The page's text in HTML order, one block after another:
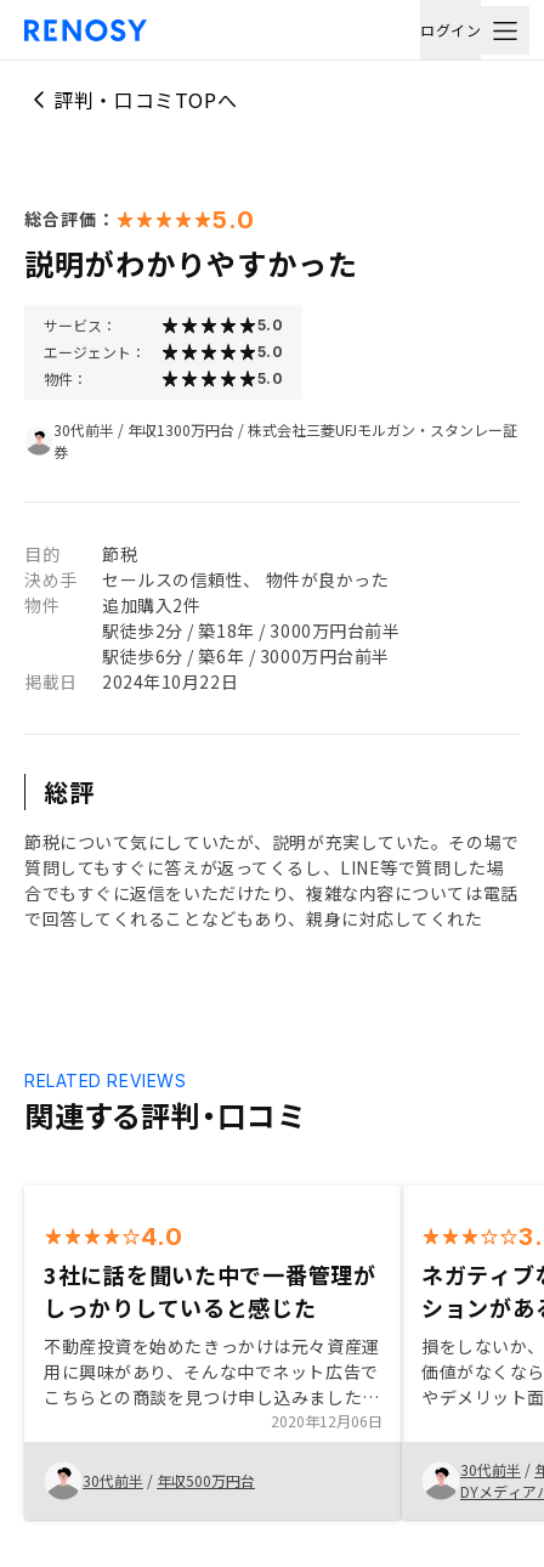
ログイン
評判・口コミTOPへ
総合評価： 5.0
説明がわかりやすかった
サービス： 5.0
エージェント： 5.0
物件： 5.0
30代前半 / 年収1300万円台 /株式会社三菱UFJモルガン・スタンレー証
券
目的
節税
決め手
セールスの信頼性、 物件が良かった
物件
追加購入2件
駅徒歩2分 / 築18年 / 3000万円台前半
駅徒歩6分 / 築6年 / 3000万円台前半
掲載日
2024年10月22日
総評
節税について気にしていたが、説明が充実していた。その場で
質問してもすぐに答えが返ってくるし、LINE等で質問した場
合でもすぐに返信をいただけたり、複雑な内容については電話
で回答してくれることなどもあり、親身に対応してくれた
関連する評判・口コミ
RELATED REVIEWS
4.0
3社に話を聞いた中で一番管理が
しっかりしていると感じた
不動産投資を始めたきっかけは元々資産運
用に興味があり、そんな中でネット広告で
こちらとの商談を見つけ申し込みました。
メリットデメリットを理解した上で他社と
計3社話を聞きました。その結果、こちら
が1番管理がしっかりしていると感じたの
で契約を決めました。契約するにあたって
提出書類等準備期限が短くそれに関しては
2020年12月06日
30代前半 / 年収500万円台
ネガティブ
ションがあ
損をしないか
価値がなくな
やデメリット
とがあって資
ど、ネガティ
明、シミュレ
30代前半 /
DYメディア